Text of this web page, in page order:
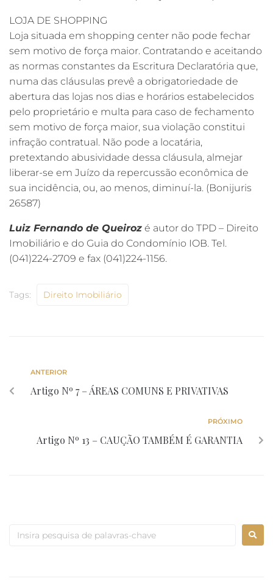
LOJA DE SHOPPING
Loja situada em shopping center não pode fechar
sem motivo de força maior. Contratando e aceitando
as normas constantes da Escritura Declaratória que,
numa das cláusulas prevê a obrigatoriedade de
abertura das lojas nos dias e horários estabelecidos
pelo proprietário e multa para caso de fechamento
sem motivo de força maior, sua violação constitui
infração contratual. Não pode a locatária,
pretextando abusividade dessa cláusula, almejar
liberar-se em Juízo da repercussão econômica de
sua incidência, ou, ao menos, diminuí-la. (Bonijuris
26587)
Luiz Fernando de Queiroz é autor do TPD – Direito
Imobiliário e do Guia do Condomínio IOB. Tel.
(041)224-2709 e fax (041)224-1156.
Tags: Direito Imobiliário
ANTERIOR
Artigo Nº 7 – ÁREAS COMUNS E PRIVATIVAS
PRÓXIMO
Artigo Nº 13 – CAUÇÃO TAMBÉM É GARANTIA